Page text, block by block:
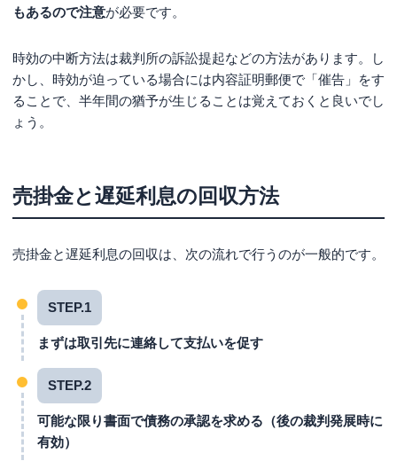
もあるので注意が必要です。
時効の中断方法は裁判所の訴訟提起などの方法があります。し
かし、時効が迫っている場合には内容証明郵便で「催告」をす
ることで、半年間の猶予が生じることは覚えておくと良いでし
ょう。
売掛金と遅延利息の回収方法
売掛金と遅延利息の回収は、次の流れで行うのが一般的です。
STEP.1
まずは取引先に連絡して支払いを促す
STEP.2
可能な限り書面で債務の承認を求める（後の裁判発展時に
有効）